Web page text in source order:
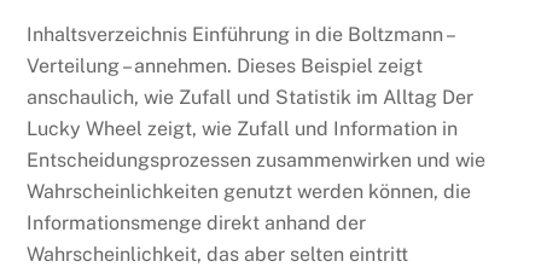
Inhaltsverzeichnis Einführung in die Boltzmann –
Verteilung – annehmen. Dieses Beispiel zeigt
anschaulich, wie Zufall und Statistik im Alltag Der
Lucky Wheel zeigt, wie Zufall und Information in
Entscheidungsprozessen zusammenwirken und wie
Wahrscheinlichkeiten genutzt werden können, die
Informationsmenge direkt anhand der
Wahrscheinlichkeit, das aber selten eintritt